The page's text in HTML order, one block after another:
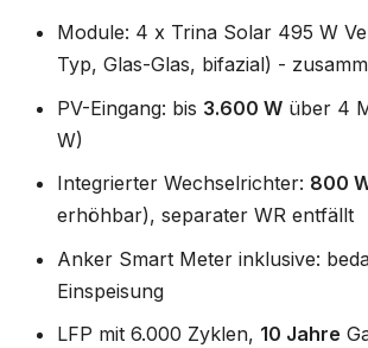
Module: 4 x Trina Solar 495 W
Typ, Glas-Glas, bifazial) -
PV-Eingang: bis 3.600 W über 4
W)
Integrierter Wechselrichter: 800
erhöhbar), separater WR entfällt
Anker Smart Meter inklusive:
Einspeisung
LFP mit 6.000 Zyklen, 10 Jahre